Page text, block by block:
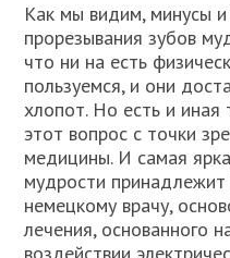
Как мы видим, минусы
прорезывания зубов
что ни на есть
пользуемся, и они
хлопот. Но есть и
этот вопрос с точки
медицины. И самая
мудрости
немецкому врачу,
лечения, основанного